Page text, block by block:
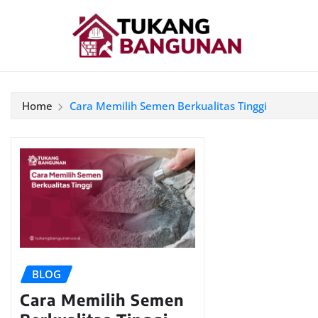
Home Cara Memilih Semen Berkualitas Tinggi
BLOG
Cara Memilih Semen